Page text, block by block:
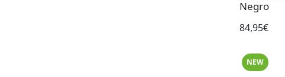
Negro
84,95€
NEW